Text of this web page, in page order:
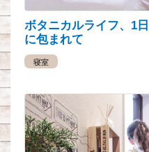
ボタニカルライフ、1
に包まれて
寝室